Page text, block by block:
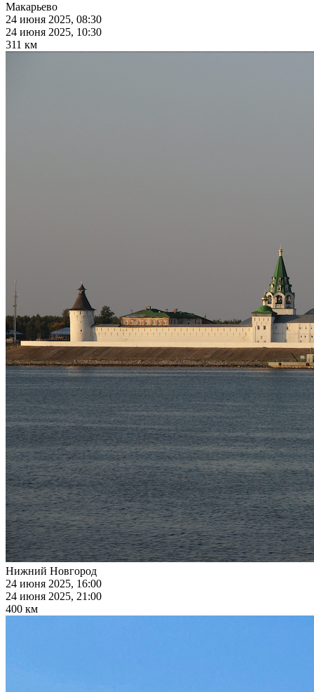
Макарьево
24 июня 2025, 08:30
24 июня 2025, 10:30
311 км
Нижний Новгород
24 июня 2025, 16:00
24 июня 2025, 21:00
400 км